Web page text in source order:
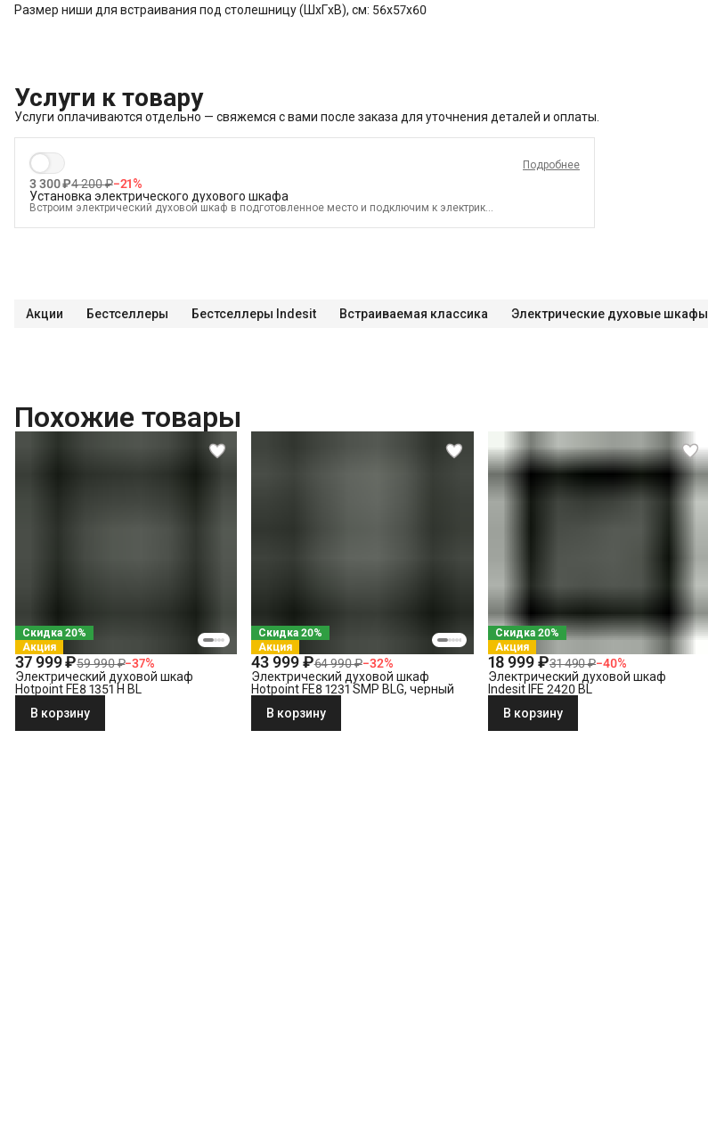
Размер ниши для встраивания под столешницу (ШхГxВ), см: 56x57x60
Услуги к товару
Услуги оплачиваются отдельно — свяжемся с вами после заказа для уточнения деталей и оплаты.
Подробнее
3 300 ₽4 200 ₽−21%
Установка электрического духового шкафа
Встроим электрический духовой шкаф в подготовленное место и подключим к электрике.
Распаковка и визуальный осмотр
Демонстрация работы техники
Проверка исправности и готовности подключения электросети
Акции Бестселлеры Бестселлеры Indesit Встраиваемая классика Электрические духовые шкафы
Похожие товары
Скидка 20%
Акция
37 999 ₽59 990 ₽−37%
Электрический духовой шкаф
Hotpoint FE8 1351 H BL
В корзину
Скидка 20%
Акция
43 999 ₽64 990 ₽−32%
Электрический духовой шкаф
Hotpoint FE8 1231 SMP BLG, черный
В корзину
Скидка 20%
Акция
18 999 ₽31 490 ₽−40%
Электрический духовой шкаф
Indesit IFE 2420 BL
В корзину